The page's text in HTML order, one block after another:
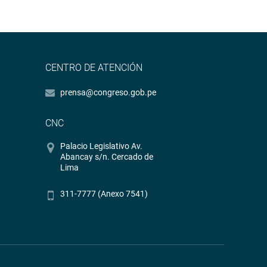
CENTRO DE ATENCIÓN
prensa@congreso.gob.pe
CNC
Palacio Legislativo Av.
Abancay s/n. Cercado de
Lima
311-7777 (Anexo 7541)